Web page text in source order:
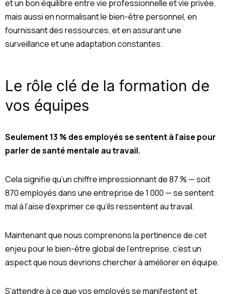
et un bon équilibre entre vie professionnelle et vie privée,
mais aussi en normalisant le bien-être personnel, en
fournissant des ressources, et en assurant une
surveillance et une adaptation constantes.
Le rôle clé de la formation de
vos équipes
Seulement 13 % des employés se sentent à l’aise pour
parler de santé mentale au travail.
Cela signifie qu’un chiffre impressionnant de 87 % — soit
870 employés dans une entreprise de 1 000 — se sentent
mal à l’aise d’exprimer ce qu’ils ressentent au travail.
Maintenant que nous comprenons la pertinence de cet
enjeu pour le bien-être global de l’entreprise, c’est un
aspect que nous devrions chercher à améliorer en équipe.
S’attendre à ce que vos employés se manifestent et